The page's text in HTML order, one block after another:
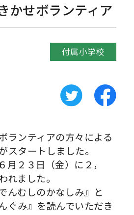
かせボランティア
付属小学校
ランティアの方々による
スタートしました。
月２３日（金）に２，
れました。
んむしのかなしみ』と
ぐみ』を読んでいただき